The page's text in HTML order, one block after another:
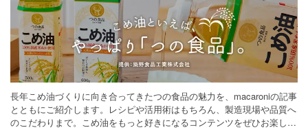
長年こめ油づくりに向き合ってきたつの食品の魅力を、macaroniの記事
とともにご紹介します。レシピや活用術はもちろん、製造現場や品質へ
のこだわりまで。こめ油をもっと好きになるコンテンツをぜひお楽しみ